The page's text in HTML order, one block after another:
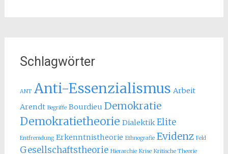
Schlagwörter
ANT Anti-Essenzialismus Arbeit
Arendt Begriffe Bourdieu Demokratie
Demokratietheorie Dialektik Elite
Entfremdung Erkenntnistheorie Ethnografie Evidenz Feld
Gesellschaftstheorie Hierarchie Krise Kritische Theorie